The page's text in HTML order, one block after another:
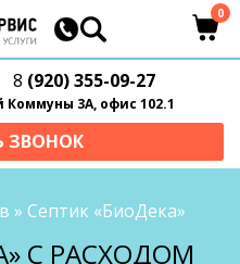
8 (920) 355-09-27
3А, офис 102.1
0
ЗВОНОК
» Септик «БиоДека»
С РАСХОДОМ